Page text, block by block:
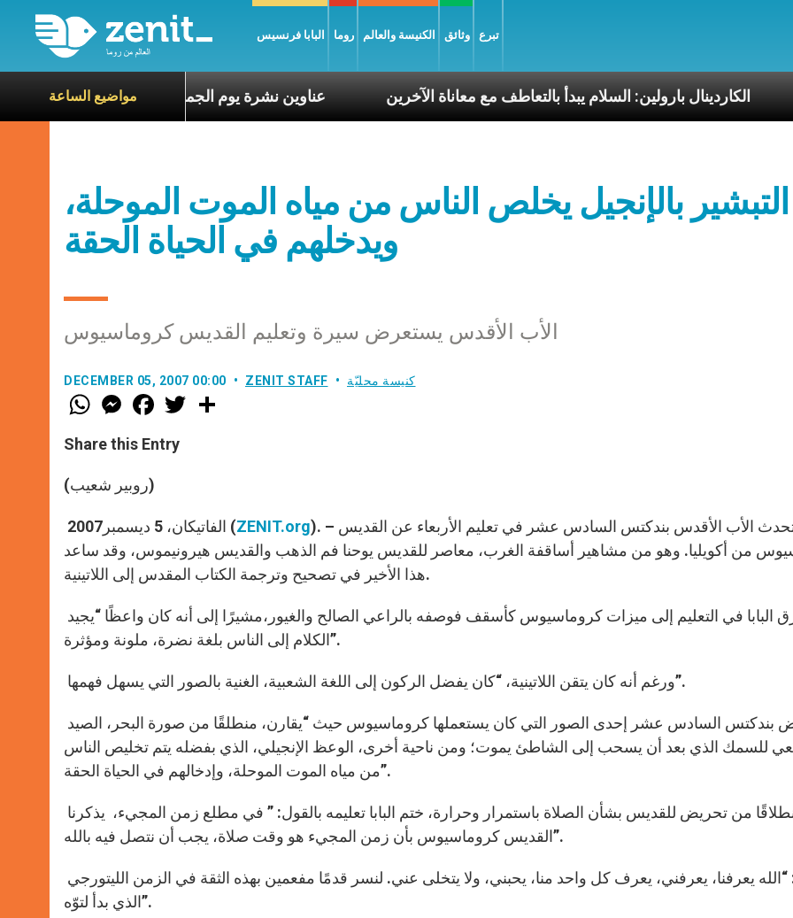
البابا فرنسيس روما الكنيسة والعالم وثائق تبرع
مواضيع الساعةعناوين نشرة يوم الجمعة 7 آب 2026: السلام يُبنى بصبر يومًا بعد يوم الكاردينال بارولين: السلام يبدأ بالتعاطف مع معاناة الآخرين
التبشير بالإنجيل يخلص الناس من مياه الموت الموحلة،
ويدخلهم في الحياة الحقة
الأب الأقدس يستعرض سيرة وتعليم القديس كروماسيوس
DECEMBER 05, 2007 00:00 ZENIT STAFF كنيسة محليّة
W
h
t
s
p
p
M
e
s
e
g
e
F
a
e
b
w
Share this Entry
(روبير شعيب)
الفاتيكان، 5 ديسمبر2007 (ZENIT.org). – تحدث الأب الأقدس بندكتس السادس عشر في تعليم الأربعاء عن القديس
من أكويليا. وهو من مشاهير أساقفة الغرب، معاصر للقديس يوحنا فم الذهب والقديس هيرونيموس، وقد ساعد
هذا الأخير في تصحيح وترجمة الكتاب المقدس إلى اللاتينية.
الكلام إلى الناس بلغة نضرة، ملونة ومؤثرة”.
ورغم أنه كان يتقن اللاتينية، “كان يفضل الركون إلى اللغة الشعبية، الغنية بالصور التي يسهل فهمها”.
للسمك الذي بعد أن يسحب إلى الشاطئ يموت؛ ومن ناحية أخرى، الوعظ الإنجيلي، الذي بفضله يتم تخليص الناس
من مياه الموت الموحلة، وإدخالهم في الحياة الحقة”.
القديس كروماسيوس بأن زمن المجيء هو وقت صلاة، يجب أن نتصل فيه بالله”.
الذي بدأ لتوّه”.